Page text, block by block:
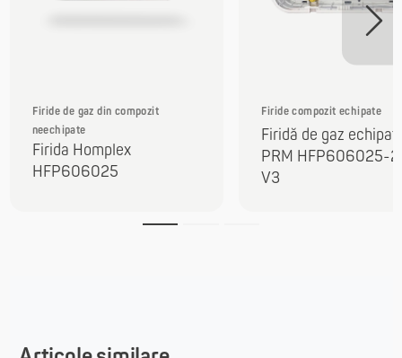
Firide de gaz din compozit
neechipate
Firida Homplex
HFP606025
Firide compozit echipate
Firidă de gaz
PRM HFP606025-
V3